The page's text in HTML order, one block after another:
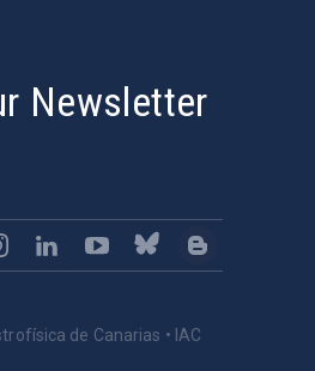
Newsletter
de Canarias • IAC